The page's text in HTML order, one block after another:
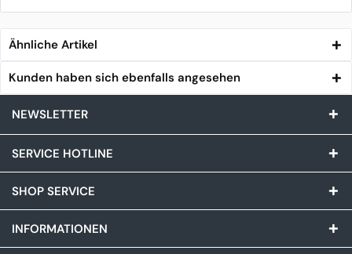
Ähnliche Artikel
Kunden haben sich ebenfalls angesehen
NEWSLETTER
SERVICE HOTLINE
SHOP SERVICE
INFORMATIONEN